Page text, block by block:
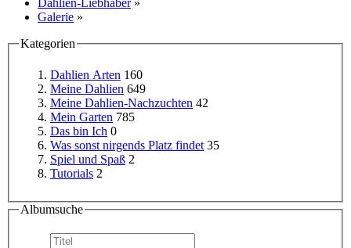
Dahlien-Liebhaber »
Galerie »
Kategorien
Dahlien Arten 160
Meine Dahlien 649
Meine Dahlien-Nachzuchten 42
Mein Garten 785
Das bin Ich 0
Was sonst nirgends Platz findet 35
Spiel und Spaß 2
Tutorials 2
Albumsuche